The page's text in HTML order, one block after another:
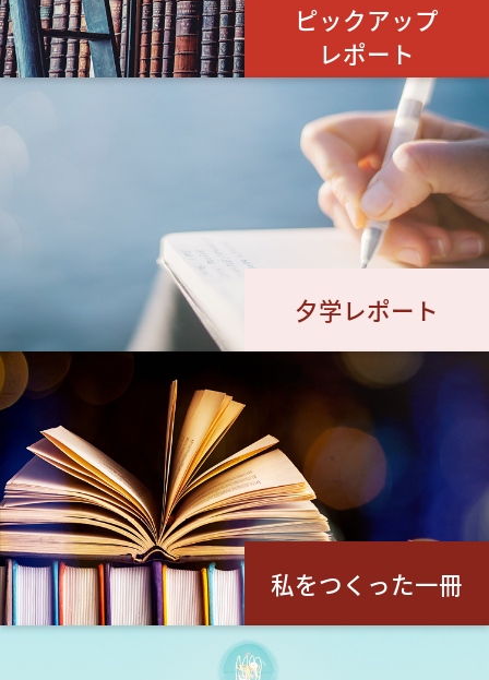
ピックアップ
レポート
夕学レポート
私をつくった一冊